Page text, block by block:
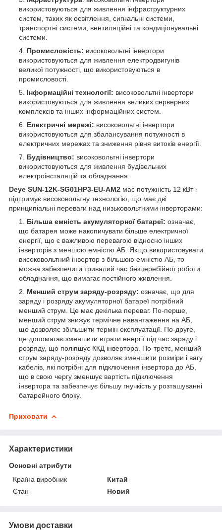
використовуються для живлення інфраструктурних
систем, таких як освітлення, сигнальні системи,
транспортні системи, вентиляційні та кондиціонувальні
системи.
Промисловість: високовольтні інвертори
використовуються для живлення електродвигунів
великої потужності, що використовуються в
промисловості.
Інформаційні технології: високовольтні інвертори
використовуються для живлення великих серверних
комплексів та інших інформаційних систем.
Електричні мережі: високовольтні інвертори
використовуються для збалансування потужності в
електричних мережах та зниження рівня витоків енергії.
Будівництво: високовольтні інвертори
використовуються для живлення будівельних
електроінсталяцій та обладнання.
Deye SUN-12K-SG01HP3-EU-AM2 має потужність 12 кВт і
підтримує високовольтну технологію, що має дві
принципіальні переваги над низьковольтними інверторами:
Більша емність акумуляторної батареї: означає,
що батарея може накопичувати більше електричної
енергії, що є важливою перевагою відносно інших
інверторів з меншою емністю АБ. Якщо використовувати
високовольтний інвертор з більшою емністю АБ, то
можна забезпечити тривалий час безперебійної роботи
обладнання, що вимагає постійного живлення.
Менший струм заряду-розряду: означає, що для
заряду і розряду акумуляторної батареї потрібний
менший струм. Це має декілька переваг. По-перше,
менший струм знижує термічне навантаження на АБ,
що дозволяє збільшити термін експлуатації. По-друге,
це допомагає зменшити втрати енергії під час заряду і
розряду, що поліпшує ККД інвертора. По-третє, менший
струм заряду-розряду дозволяє зменшити розміри і вагу
кабелів, які потрібні для підключення інвертора до АБ,
що в свою чергу зменшує вартість підключення
інвертора та забезпечує більшу гнучкість у розташуванні
батарейного блоку.
Приховати
Характеристики
Основні атрибути
Країна виробник
Китай
Стан
Новий
Умови доставки